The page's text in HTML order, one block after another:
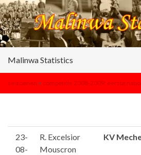
Malinwa Statistics
seizoenen > competitie 2008-2009: eerste
23-
08-
R. Excelsior
Mouscron
KV